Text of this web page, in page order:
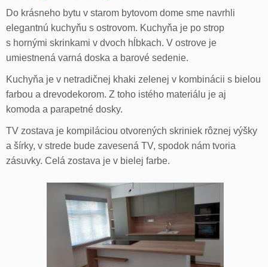
Do krásneho bytu v starom bytovom dome sme navrhli
elegantnú kuchyňu s ostrovom. Kuchyňa je po strop
s hornými skrinkami v dvoch hĺbkach. V ostrove je
umiestnená varná doska a barové sedenie.
Kuchyňa je v netradičnej khaki zelenej v kombinácii s bielou
farbou a drevodekorom. Z toho istého materiálu je aj
komoda a parapetné dosky.
TV zostava je kompiláciou otvorených skriniek rôznej výšky
a šírky, v strede bude zavesená TV, spodok nám tvoria
zásuvky. Celá zostava je v bielej farbe.